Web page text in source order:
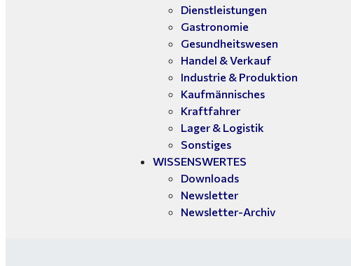
Dienstleistungen
Gastronomie
Gesundheitswesen
Handel & Verkauf
Industrie & Produktion
Kaufmännisches
Kraftfahrer
Lager & Logistik
Sonstiges
WISSENSWERTES
Downloads
Newsletter
Newsletter-Archiv